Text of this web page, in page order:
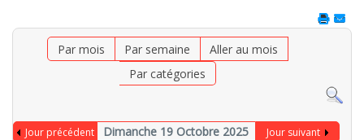
Par mois Par semaine
Aller au mois
Par catégories
Jour précédent Dimanche 19 Octobre 2025 Jour suivant